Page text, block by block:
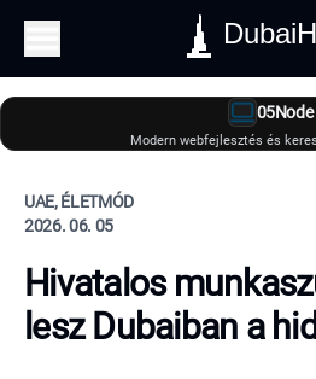
05Node
Modern webfejlesztés és
UAE, ÉLETMÓD
2026. 06. 05
Hivatalos
lesz Dubaiban a